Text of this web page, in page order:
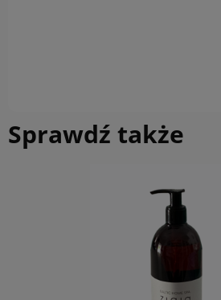
Sprawdź także